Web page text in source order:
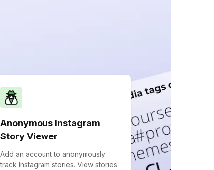
Anonymous Instagram
Story Viewer
Add an account to anonymously
track Instagram stories. View stories